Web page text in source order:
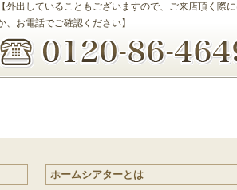
外出していることもございますので、ご来店頂く際に
、お電話でご確認ください】
ホームシアターとは